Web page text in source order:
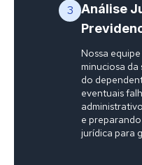
3 Análise
Nossa
minuciosa
do
eventuais
e
jurídica para